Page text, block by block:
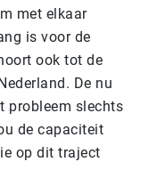
met elkaar
is voor de
ook tot de
De nu
probleem slechts
de capaciteit
op dit traject